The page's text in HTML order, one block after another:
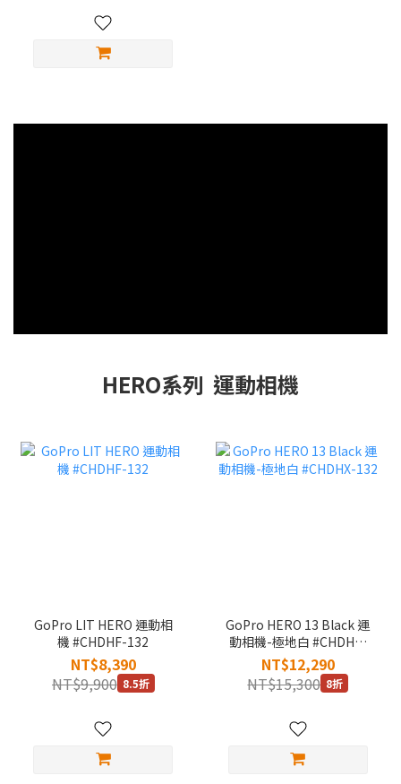
HERO系列 運動相機
GoPro LIT HERO 運動相
機 #CHDHF-132
NT$8,390
NT$9,900 8.5折
GoPro HERO 13 Black 運
動相機-極地白 #CHDHX-
132
NT$12,290
NT$15,300 8折